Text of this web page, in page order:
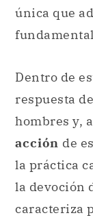
única que
Dentro de
respuesta
hombres y,
acción de
la práctica
la devoción
caracteriza